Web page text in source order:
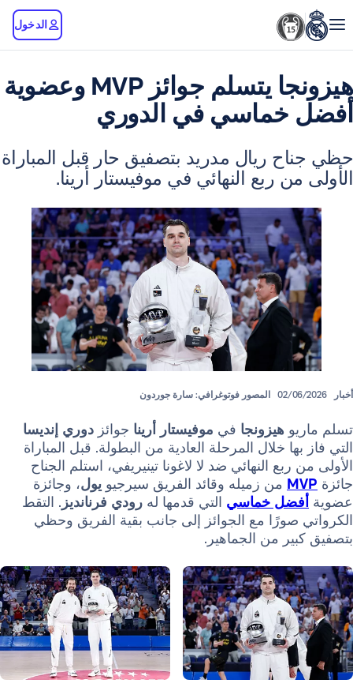
هيزونجا يتسلم جوائز MVP وعضوية
في الدوري
ريال مدريد بتصفيق حار قبل المباراة
ربع النهائي في موفيستار أرينا.
02/ المصور فوتوغرافي: سارة جوردون
هيزونجافيموفيستار أريناجوائزدوري إنديسا
خلال المرحلة العادية من البطولة. قبل المباراة
النهائي ضد لا لاغونا تينيريفي، استلم الجناح
من زميله وقائد الفريق سيرجيويول، وجائزة
خماسيالتي قدمها له رودي فرنانديز. التقط
مع الجوائز إلى جانب بقية الفريق وحظي
من الجماهير.